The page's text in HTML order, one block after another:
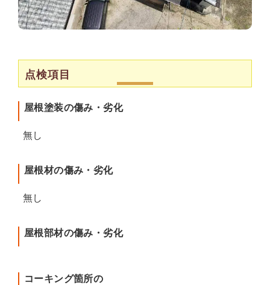
点検項目
屋根塗装の傷み・劣化
無し
屋根材の傷み・劣化
無し
屋根部材の傷み・劣化
コーキング箇所の